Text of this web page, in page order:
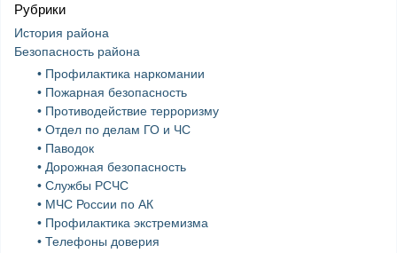
Рубрики
История района
Безопасность района
• Профилактика наркомании
• Пожарная безопасность
• Противодействие терроризму
• Отдел по делам ГО и ЧС
• Паводок
• Дорожная безопасность
• Службы РСЧС
• МЧС России по АК
• Профилактика экстремизма
• Телефоны доверия